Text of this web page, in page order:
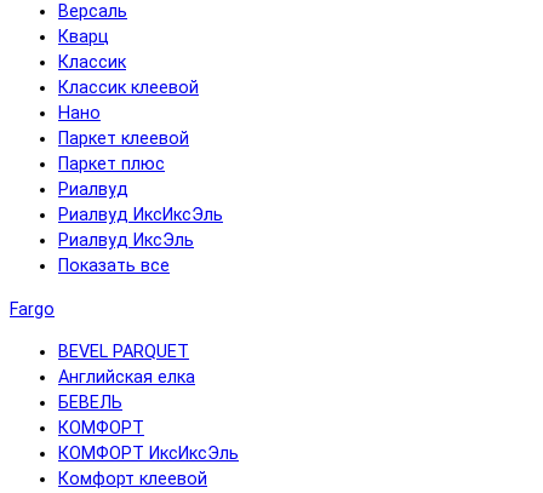
Версаль
Кварц
Классик
Классик клеевой
Нано
Паркет клеевой
Паркет плюс
Риалвуд
Риалвуд ИксИксЭль
Риалвуд ИксЭль
Показать все
Fargo
BEVEL PARQUET
Английская елка
БЕВЕЛЬ
КОМФОРТ
КОМФОРТ ИксИксЭль
Комфорт клеевой